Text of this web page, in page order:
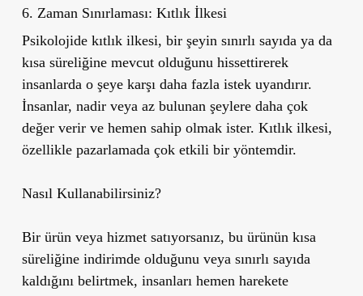
6. Zaman Sınırlaması: Kıtlık İlkesi
Psikolojide kıtlık ilkesi, bir şeyin sınırlı sayıda ya da
kısa süreliğine mevcut olduğunu hissettirerek
insanlarda o şeye karşı daha fazla istek uyandırır.
İnsanlar, nadir veya az bulunan şeylere daha çok
değer verir ve hemen sahip olmak ister. Kıtlık ilkesi,
özellikle pazarlamada çok etkili bir yöntemdir.
Nasıl Kullanabilirsiniz?
Bir ürün veya hizmet satıyorsanız, bu ürünün kısa
süreliğine indirimde olduğunu veya sınırlı sayıda
kaldığını belirtmek, insanları hemen harekete